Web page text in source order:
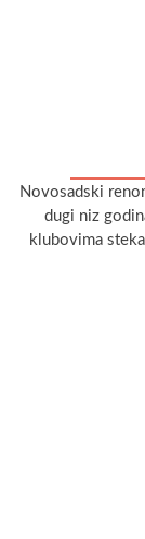
Novosadski
dugi niz
klubovima